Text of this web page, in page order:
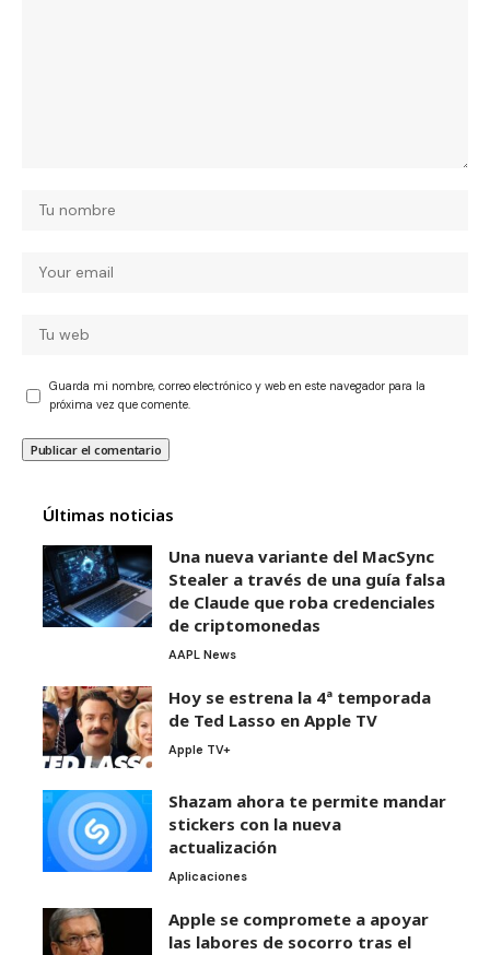
Guarda mi nombre, correo electrónico y web en este navegador para la
próxima vez que comente.
Últimas noticias
Una nueva variante del MacSync
Stealer a través de una guía falsa
de Claude que roba credenciales
de criptomonedas
AAPL News
Hoy se estrena la 4ª temporada
de Ted Lasso en Apple TV
Apple TV+
Shazam ahora te permite mandar
stickers con la nueva
actualización
Aplicaciones
Apple se compromete a apoyar
las labores de socorro tras el